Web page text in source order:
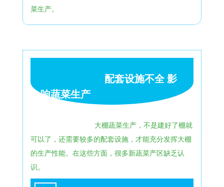
菜生产。
配套设施不全 影
响蔬菜生产
大棚蔬菜生产，不是建好了棚就
可以了，还需要较多的配套设施，才能充分发挥大棚
的生产性能。在这些方面，很多新蔬菜产区缺乏认
识。